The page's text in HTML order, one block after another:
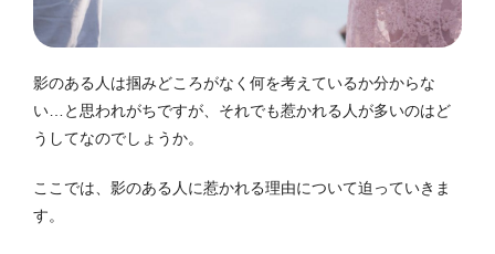
影のある人は掴みどころがなく何を考えているか分からな
い…と思われがちですが、それでも惹かれる人が多いのはど
うしてなのでしょうか。
ここでは、影のある人に惹かれる理由について迫っていきま
す。